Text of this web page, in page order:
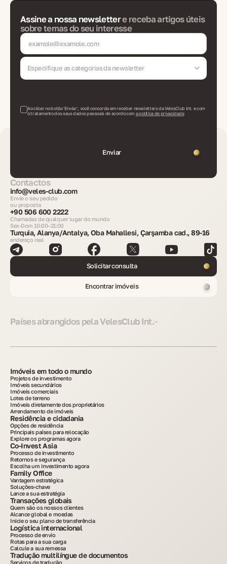
Assine a nossa newslettere receba artigos úteis
sobre temas do seu interesse
Especifique as categorias da newsletter
Ao clicar no botão 'Enviar', você concorda em receber newsletters da VelesClub Int. e com
o tratamento dos seus dados pessoais de acordo coma política de privacidade
Enviar
Contactos
info@veles-club.com
Envie o seu pedido
ou proposta
+90 506 600 2222
Chamadas de qualquer lugar do mundo
Sex-Dom 10:00–21:00
Turquia, Alanya/Antalya, Oba Mahallesi, Çarşamba cad., 89-16
endereço real
Solicitar consulta
Encontrar imóveis
Países abrangidos pela VelesClub Int.
Imóveis em todo o mundo
Projetos de investimento
Imóveis secundários
Imóveis comerciais
Lotes de terreno
Imóveis diretamente dos proprietários
Arrendamento de imóveis
Residência e cidadania
Opções de residência
Principais países para relocação
Explore os programas agora
Co-Invest Asia
Processo de investimento
Retornos e segurança
Escolha um investimento agora
Family Office
Vantagem estratégica
Soluções-chave
Lance a sua estratégia
Transações globais
Quem são os nossos clientes
Alcance global e moedas
Inicie o seu plano de transferência
Logística internacional
Processo de envio
Rotas para a sua carga
Calcule a sua remessa
Tradução multilíngue de documentos
Serviços de tradução